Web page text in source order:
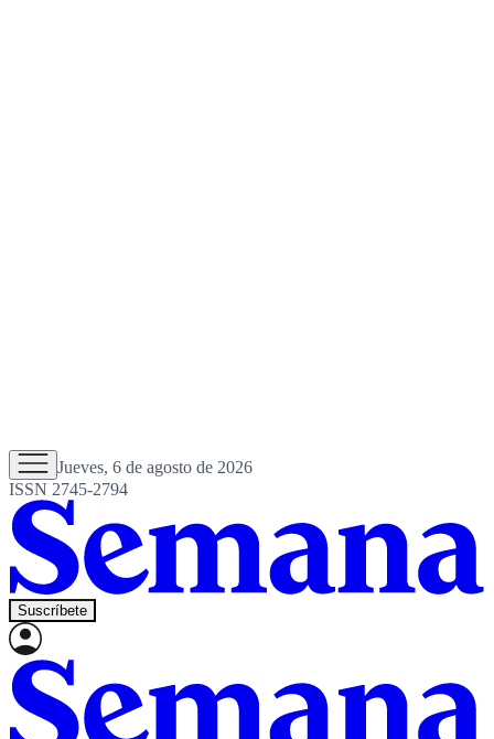
Jueves, 6 de agosto de 2026
ISSN 2745-2794
Suscríbete